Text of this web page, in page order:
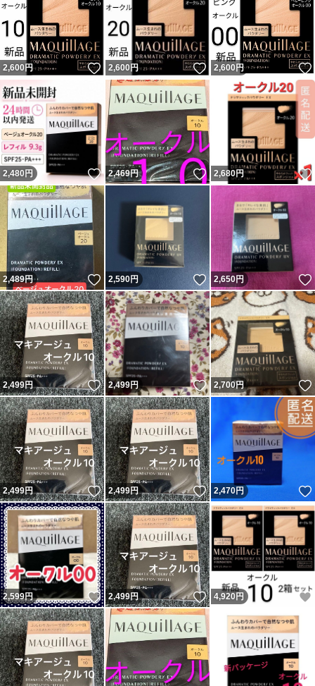
2,600 円 いいね！
2,600 円 いいね！
2,600 円
2,480 円 いいね！
2,469円 いいね！
2,680円
2,489円 いいね！
2,590円 いいね！
2,650円
2,499円 いいね！
2,499円 いいね！
2,700円
2,499円 いいね！
2,499円 いいね！
2,470円
2,599円 いいね！
2,499円 いいね！
4,920 円